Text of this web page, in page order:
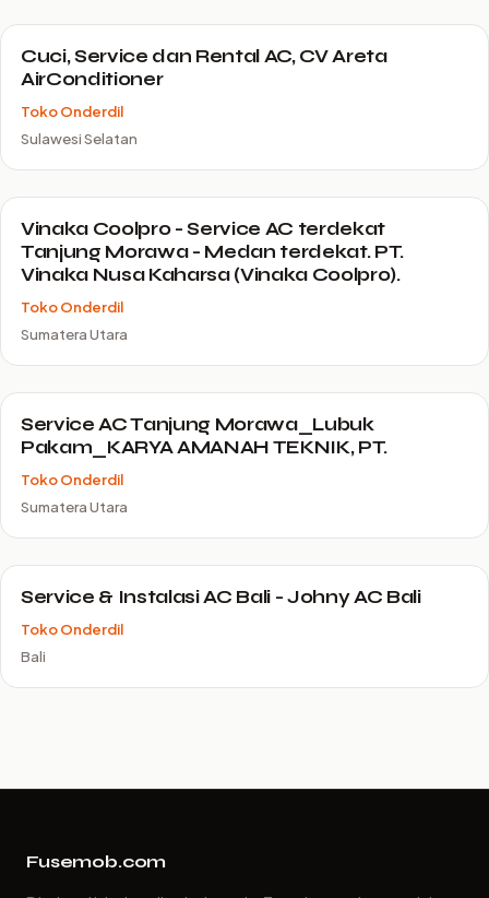
Cuci, Service dan Rental AC, CV Areta
AirConditioner
Toko Onderdil
Sulawesi Selatan
Vinaka Coolpro - Service AC terdekat
Tanjung Morawa - Medan terdekat. PT.
Vinaka Nusa Kaharsa (Vinaka Coolpro).
Toko Onderdil
Sumatera Utara
Service AC Tanjung Morawa_Lubuk
Pakam_KARYA AMANAH TEKNIK, PT.
Toko Onderdil
Sumatera Utara
Service & Instalasi AC Bali - Johny AC Bali
Toko Onderdil
Bali
Fusemob.com